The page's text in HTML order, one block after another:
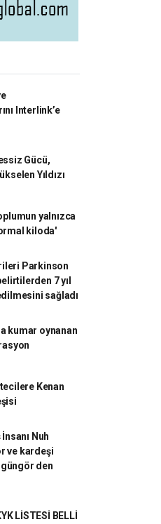
Interlink’e
Gücü,
Yıldızı
yalnızca
kiloda'
Parkinson
7 yıl
sağladı
kumar oynanan
Kenan
Nuh
ve kardeşi
den
LİSTESİ BELLİ